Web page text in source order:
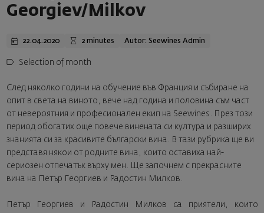
Georgiev/Milkov
22.04.2020 2 minutes Autor: Seewines Admin
Selection of month
След няколко години на обучение във Франция и събиране на
опит в света на виното, вече над година и половина съм част
от невероятния и професионален екип на Seewines. През този
период обогатих още повече винената си култура и разширих
знанията си за красивите български вина. В тази рубрика ще ви
представя някои от родните вина, които оставиха най-
сериозен отпечатък върху мен. Ще започнем с прекрасните
вина на Петър Георгиев и Радостин Милков.
Петър Георгиев и Радостин Милков са приятели, които